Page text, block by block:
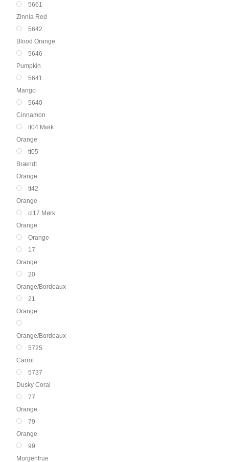
5661
Zinnia Red
5642
Blood Orange
5646
Pumpkin
5641
Mango
5640
Cinnamon
tt04 Mørk
Orange
tt05
Brændt
Orange
tt42
Orange
cl17 Mørk
Orange
Orange
17
Orange
20
Orange/Bordeaux
21
Orange
Orange/Bordeaux
5725
Carrot
5737
Dusky Coral
77
Orange
79
Orange
99
Morgenfrue